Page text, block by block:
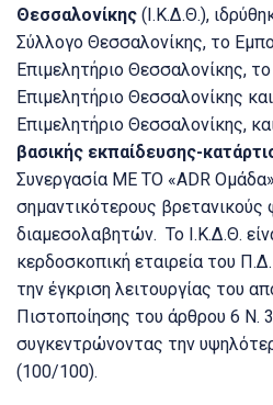
Θεσσαλονίκης (Ι.Κ.Δ.Θ.),
Σύλλογο Θεσσαλονίκης, το
Επιμελητήριο Θεσσαλονίκης,
Επιμελητήριο Θεσσαλονίκης
Επιμελητήριο Θεσσαλονίκης,
βασικής εκπαίδευσης-
Συνεργασία ΜΕ ΤΟ «ADR
σημαντικότερους βρετανικούς
διαμεσολαβητών. Το Ι.Κ.Δ.Θ.
κερδοσκοπική εταιρεία του Π.Δ.
την έγκριση λειτουργίας του
Πιστοποίησης του άρθρου 6 Ν.
συγκεντρώνοντας την
(100/100).